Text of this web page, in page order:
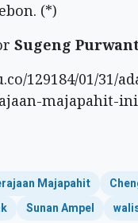
(*)
Sugeng
129184/01/31/
majapahit-
Majapahit
Sunan Ampel